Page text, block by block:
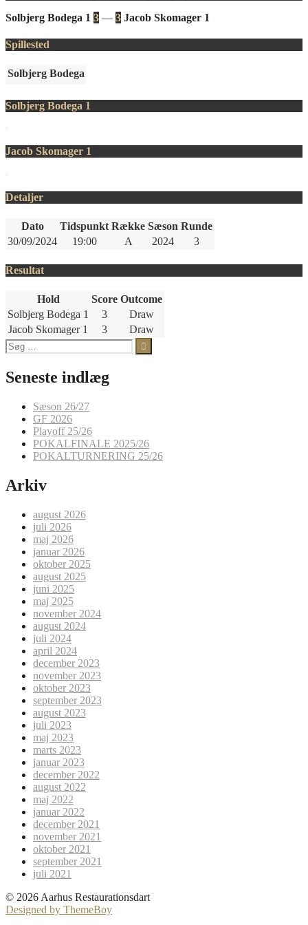
Solbjerg Bodega 1 3 — 3 Jacob Skomager 1
Spillested
Solbjerg Bodega
Solbjerg Bodega 1
Jacob Skomager 1
Detaljer
Dato Tidspunkt Række Sæson Runde
30/09/2024
19:00 A 2024 3
Resultat
Hold Score Outcome
Solbjerg Bodega 1
3
Draw
Jacob Skomager 1
3
Draw
Søg
efter:
Seneste indlæg
Sæson 26/27
GF 2026
Playoff 25/26
POKALFINALE 2025/26
POKALTURNERING 25/26
Arkiv
august 2026
juli 2026
maj 2026
januar 2026
oktober 2025
august 2025
juni 2025
maj 2025
november 2024
august 2024
juli 2024
april 2024
december 2023
november 2023
oktober 2023
september 2023
august 2023
juli 2023
maj 2023
marts 2023
januar 2023
december 2022
august 2022
maj 2022
januar 2022
december 2021
november 2021
oktober 2021
september 2021
juli 2021
© 2026 Aarhus Restaurationsdart
Designed by ThemeBoy